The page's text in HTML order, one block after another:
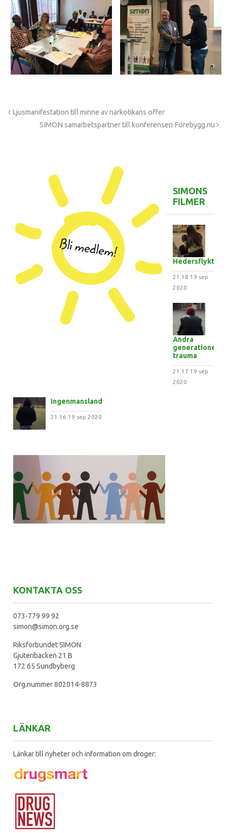
Ljusmanifestation till minne av narkotikans offer
SIMON samarbetspartner till konferensen Förebygg.nu
SIMONS
FILMER
Hedersflykten
21:18 19 sep
2020
Andra
generationens
trauma
21:17 19 sep
2020
Ingenmansland
21:16 19 sep 2020
KONTAKTA OSS
073-779 99 92
simon@simon.org.se
Riksförbundet SIMON
Gjuteribacken 21 B
172 65 Sundbyberg
Org.nummer 802014-8873
LÄNKAR
Länkar till nyheter och information om droger: